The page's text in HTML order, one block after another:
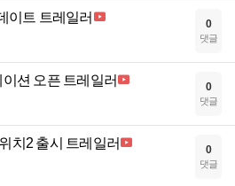
이트 트레일러 0
댓글
션 오픈 트레일러 0
댓글
치2 출시 트레일러 0
댓글